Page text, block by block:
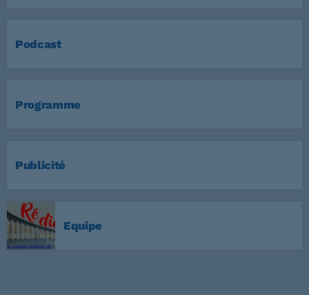
Podcast
Programme
Publicité
Equipe